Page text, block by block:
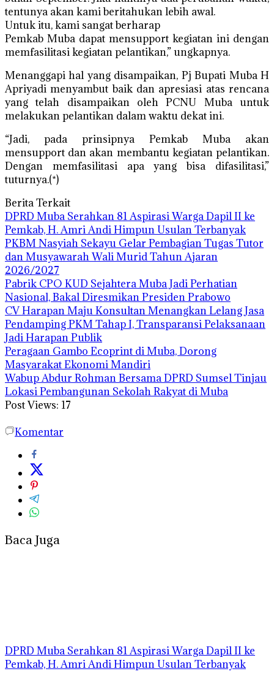
tentunya akan kami beritahukan lebih awal.
Untuk itu, kami sangat berharap
Pemkab Muba dapat mensupport kegiatan ini dengan
memfasilitasi kegiatan pelantikan,” ungkapnya.
Menanggapi hal yang disampaikan, Pj Bupati Muba H
Apriyadi menyambut baik dan apresiasi atas rencana
yang telah disampaikan oleh PCNU Muba untuk
melakukan pelantikan dalam waktu dekat ini.
“Jadi, pada prinsipnya Pemkab Muba akan
mensupport dan akan membantu kegiatan pelantikan.
Dengan memfasilitasi apa yang bisa difasilitasi,”
tuturnya.(*)
Berita Terkait
DPRD Muba Serahkan 81 Aspirasi Warga Dapil II ke
Pemkab, H. Amri Andi Himpun Usulan Terbanyak
PKBM Nasyiah Sekayu Gelar Pembagian Tugas Tutor
dan Musyawarah Wali Murid Tahun Ajaran
2026/2027
Pabrik CPO KUD Sejahtera Muba Jadi Perhatian
Nasional, Bakal Diresmikan Presiden Prabowo
CV Harapan Maju Konsultan Menangkan Lelang Jasa
Pendamping PKM Tahap I, Transparansi Pelaksanaan
Jadi Harapan Publik
Peragaan Gambo Ecoprint di Muba, Dorong
Masyarakat Ekonomi Mandiri
Wabup Abdur Rohman Bersama DPRD Sumsel Tinjau
Lokasi Pembangunan Sekolah Rakyat di Muba
Post Views: 17
Komentar
Baca Juga
DPRD Muba Serahkan 81 Aspirasi Warga Dapil II ke
Pemkab, H. Amri Andi Himpun Usulan Terbanyak